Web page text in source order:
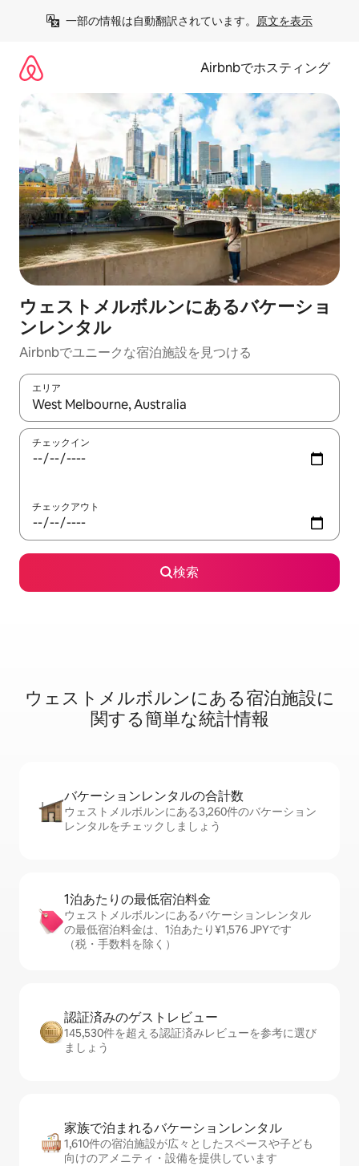
一部の情報は自動翻訳されています。 原文を表示
Airbnbでホスティング
ウェストメルボルンにあるバケーショ
ンレンタル
Airbnbでユニークな宿泊施設を見つける
エリア
検索結果が表示されたら、上下の矢印キーを使って移動するか
チェックイン
チェックアウト
検索
ウェストメルボルンに⁠あ⁠る宿⁠泊⁠施⁠設⁠に
関⁠す⁠る簡⁠単⁠な統⁠計⁠情⁠報
バケーションレ⁠ン⁠タ⁠ル⁠の合⁠計⁠数
ウェストメルボルンにある3,260件のバケーション
レンタルをチェックしましょう
1泊あたりの最⁠低⁠宿⁠泊⁠料⁠金
ウェストメルボルンにあるバケーションレンタル
の最低宿泊料金は、1泊あたり¥1,576 JPYです
（税・手数料を除く）
認証済みのゲ⁠ス⁠ト⁠レ⁠ビ⁠ュ⁠ー
145,530件を超える認証済みレビューを参考に選び
ましょう
家族で泊まれるバ⁠ケ⁠ー⁠シ⁠ョ⁠ンレ⁠ン⁠タ⁠ル
1,610件の宿泊施設が広々としたスペースや子ども
向けのアメニティ・設備を提供しています